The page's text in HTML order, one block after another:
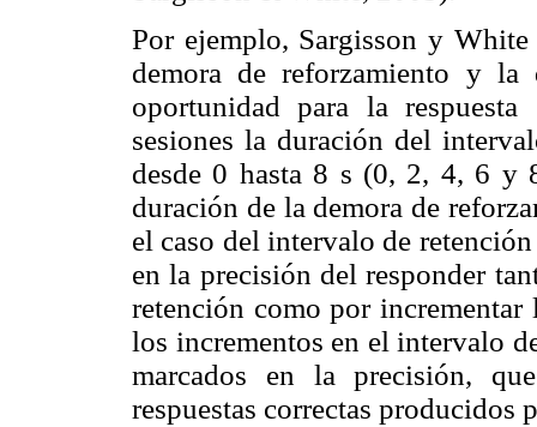
Por ejemplo, Sargisson y
demora de reforzamiento y
oportunidad para la
sesiones la duración del
desde 0 hasta 8 s (0, 2, 4, 6 y
duración de la demora de
el caso del intervalo de
en la precisión del responder
retención como por
los incrementos en el intervalo
marcados en la precisión,
respuestas correctas producidos